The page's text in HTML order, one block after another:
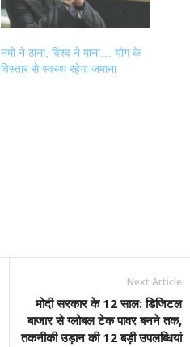
नमो ने ठाना, विश्व ने माना… योग के
विस्तार से स्वस्थ रहेगा जमाना
Next Article
मोदी सरकार के 12 साल: डिजिटल
बाजार से ग्लोबल टेक पावर बनने तक,
तकनीकी उड़ान की 12 बड़ी उपलब्धियां